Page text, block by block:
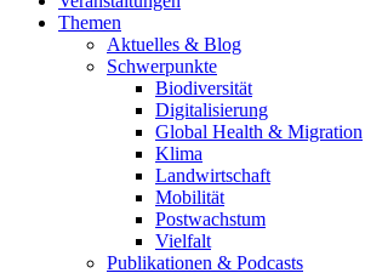
Themen
Aktuelles & Blog
Schwerpunkte
Biodiversität
Digitalisierung
Global Health & Migration
Klima
Landwirtschaft
Mobilität
Postwachstum
Vielfalt
Publikationen & Podcasts